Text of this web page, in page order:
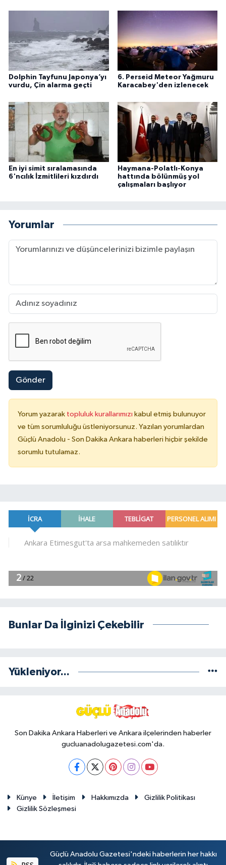
Dolphin Tayfunu Japonya’yı
vurdu, Çin alarma geçti
6. Perseid Meteor Yağmuru
Karacabey'den izlenecek
En iyi simit sıralamasında
6'ncılık İzmitlileri kızdırdı
Haymana-Polatlı-Konya
hattında bölünmüş yol
çalışmaları başlıyor
Yorumlar
Gönder
Yorum yazarak topluluk kurallarımızı kabul etmiş bulunuyor
ve tüm sorumluluğu üstleniyorsunuz. Yazılan yorumlardan
Güçlü Anadolu - Son Dakika Ankara haberleri hiçbir şekilde
sorumlu tutulamaz.
Bunlar Da İlginizi Çekebilir
Yükleniyor...
Son Dakika Ankara Haberleri ve Ankara ilçelerinden haberler
gucluanadolugazetesi.com'da.
Künye İletişim Hakkımızda
Gizlilik Politikası
Gizlilik Sözleşmesi
Güçlü Anadolu Gazetesi'ndeki haberlerin her hakkı